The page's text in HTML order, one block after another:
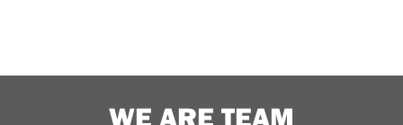
WE ARE TEAM